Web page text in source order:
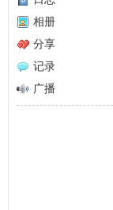
白
码
相册
分享
记录
广播